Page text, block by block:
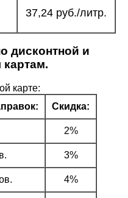
37,24 руб./литр.
дисконтной и
карте:
Скидка:
2%
3%
4%